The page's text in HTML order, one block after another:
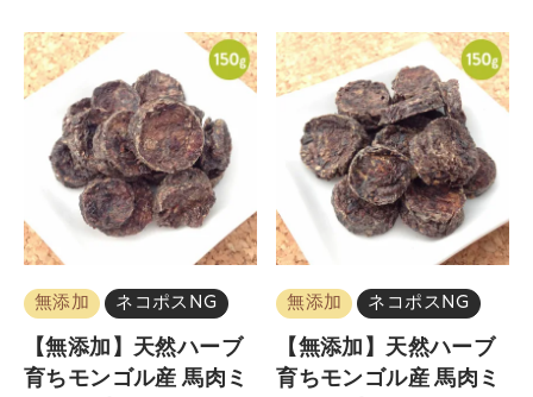
無添加 ネコポスNG
【無添加】天然ハーブ
育ちモンゴル産 馬肉ミ
無添加 ネコポスNG
【無添加】天然ハーブ
育ちモンゴル産 馬肉ミ